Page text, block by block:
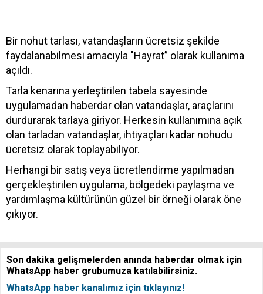
Bir nohut tarlası, vatandaşların ücretsiz şekilde
faydalanabilmesi amacıyla "Hayrat” olarak kullanıma
açıldı.
Tarla kenarına yerleştirilen tabela sayesinde
uygulamadan haberdar olan vatandaşlar, araçlarını
durdurarak tarlaya giriyor. Herkesin kullanımına açık
olan tarladan vatandaşlar, ihtiyaçları kadar nohudu
ücretsiz olarak toplayabiliyor.
Herhangi bir satış veya ücretlendirme yapılmadan
gerçekleştirilen uygulama, bölgedeki paylaşma ve
yardımlaşma kültürünün güzel bir örneği olarak öne
çıkıyor.
Son dakika gelişmelerden anında haberdar olmak için
WhatsApp haber grubumuza katılabilirsiniz.
WhatsApp haber kanalımız için tıklayınız!